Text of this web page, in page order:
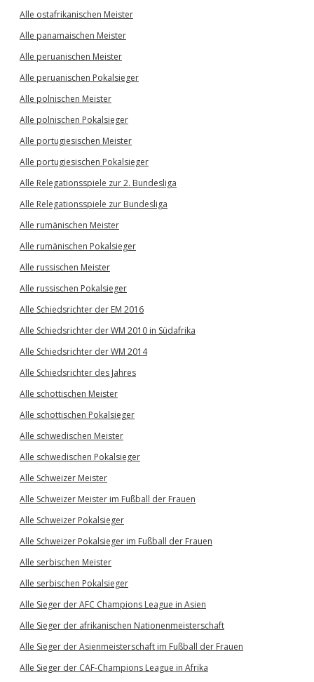
Alle ostafrikanischen Meister
Alle panamaischen Meister
Alle peruanischen Meister
Alle peruanischen Pokalsieger
Alle polnischen Meister
Alle polnischen Pokalsieger
Alle portugiesischen Meister
Alle portugiesischen Pokalsieger
Alle Relegationsspiele zur 2. Bundesliga
Alle Relegationsspiele zur Bundesliga
Alle rumänischen Meister
Alle rumänischen Pokalsieger
Alle russischen Meister
Alle russischen Pokalsieger
Alle Schiedsrichter der EM 2016
Alle Schiedsrichter der WM 2010 in Südafrika
Alle Schiedsrichter der WM 2014
Alle Schiedsrichter des Jahres
Alle schottischen Meister
Alle schottischen Pokalsieger
Alle schwedischen Meister
Alle schwedischen Pokalsieger
Alle Schweizer Meister
Alle Schweizer Meister im Fußball der Frauen
Alle Schweizer Pokalsieger
Alle Schweizer Pokalsieger im Fußball der Frauen
Alle serbischen Meister
Alle serbischen Pokalsieger
Alle Sieger der AFC Champions League in Asien
Alle Sieger der afrikanischen Nationenmeisterschaft
Alle Sieger der Asienmeisterschaft im Fußball der Frauen
Alle Sieger der CAF-Champions League in Afrika